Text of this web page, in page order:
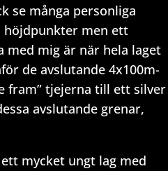
se många personliga
höjdpunkter men ett
med mig är när hela laget
de avslutande 4x100m-
fram” tjejerna till ett silver
avslutande grenar,
mycket ungt lag med